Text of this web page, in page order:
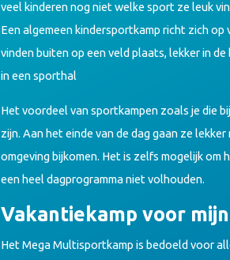
veel kinderen nog niet welke sport ze leuk
Een algemeen kindersportkamp richt zich
vinden buiten op een veld plaats, lekker in
in een sporthal
Het voordeel van sportkampen zoals je die
zijn. Aan het einde van de dag gaan ze
omgeving bijkomen. Het is zelfs mogelijk om
een heel dagprogramma niet volhouden.
Vakantiekamp voor
Het Mega Multisportkamp is bedoeld voor